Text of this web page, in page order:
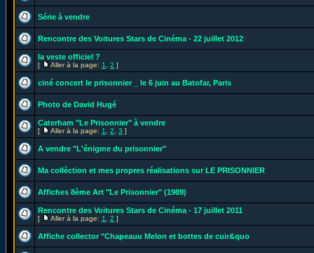
Série à vendre
Rencontre des Voitures Stars de Cinéma - 22 juillet 2012
la veste officiel ?
[ Aller à la page: 1 2 ]
ciné concert le prisonnier _ le 6 juin au Batofar, Paris
Photo de David Hugé
Caterham "Le Prisonnier" à vendre
[ Aller à la page: 1 2 3 ]
A vendre "L'énigme du prisonnier"
Ma collèction et mes propres réalisations sur LE PRISONNIER
Affiches 8ème Art "Le Prisonnier" (1989)
Rencontre des Voitures Stars de Cinéma - 17 juillet 2011
[ Aller à la page: 1 2 ]
Affiche collector "Chapeauu Melon et bottes de cuir&quo